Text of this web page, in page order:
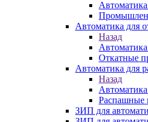
Автоматика для
Назад
Откатные
Автоматика для
Назад
Распашные
ЗИП для